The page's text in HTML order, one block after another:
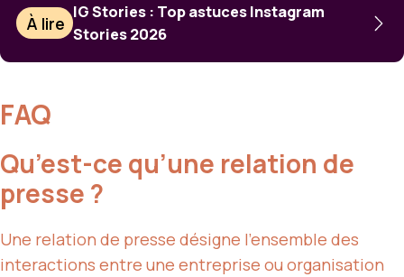
À lire
IG Stories : Top astuces Instagram
Stories 2026
FAQ
Qu’est-ce qu’une relation de
presse ?
Une relation de presse désigne l’ensemble des
interactions entre une entreprise ou organisation